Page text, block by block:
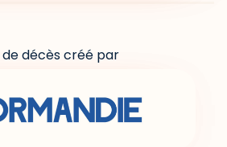
de décès créé par